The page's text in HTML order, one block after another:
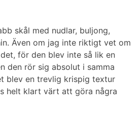
skål med nudlar, buljong,
Även om jag inte riktigt vet om
för den blev inte så lik en
den rör sig absolut i samma
blev en trevlig krispig textur
helt klart värt att göra några